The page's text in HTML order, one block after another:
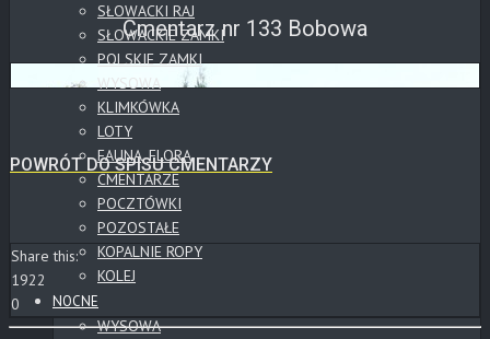
SŁOWACKI RAJ
SŁOWACKIE ZAMKI
POLSKIE ZAMKI
WYSOWA
KLIMKÓWKA
LOTY
FAUNA, FLORA
CMENTARZE
POCZTÓWKI
POZOSTAŁE
KOPALNIE ROPY
KOLEJ
NOCNE
WYSOWA
Cmentarz nr 133 Bobowa
POWRÓT DO SPISU CMENTARZY
Share this:
1922
0